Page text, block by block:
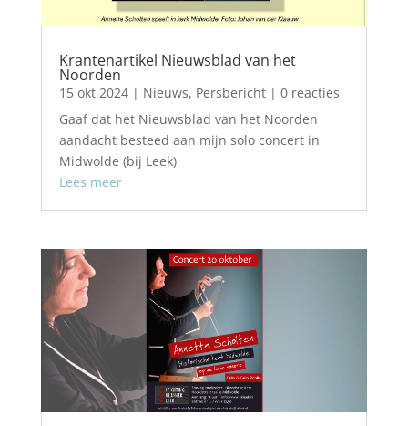
Krantenartikel Nieuwsblad van het
Noorden
15 okt 2024| Nieuws, Persbericht| 0 reacties
Gaaf dat het Nieuwsblad van het Noorden
aandacht besteed aan mijn solo concert in
Midwolde (bij Leek)
Lees meer